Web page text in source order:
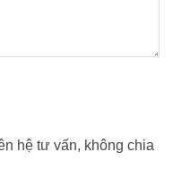
hệ tư vấn, không chia